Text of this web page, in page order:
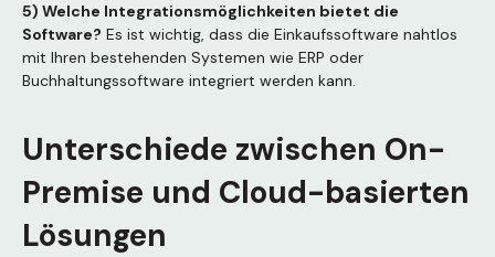
5) Welche Integrationsmöglichkeiten bietet die
Software? Es ist wichtig, dass die Einkaufssoftware nahtlos
mit Ihren bestehenden Systemen wie ERP oder
Buchhaltungssoftware integriert werden kann.
Unterschiede zwischen On-
Premise und Cloud-basierten
Lösungen